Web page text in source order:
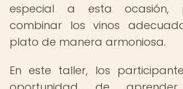
especial a esta ocasión,
combinar los vinos
plato de manera armoniosa.
En este taller, los